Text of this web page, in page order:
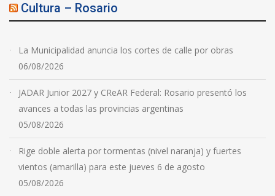
Cultura – Rosario
La Municipalidad anuncia los cortes de calle por obras
06/08/2026
JADAR Junior 2027 y CReAR Federal: Rosario presentó los
avances a todas las provincias argentinas
05/08/2026
Rige doble alerta por tormentas (nivel naranja) y fuertes
vientos (amarilla) para este jueves 6 de agosto
05/08/2026